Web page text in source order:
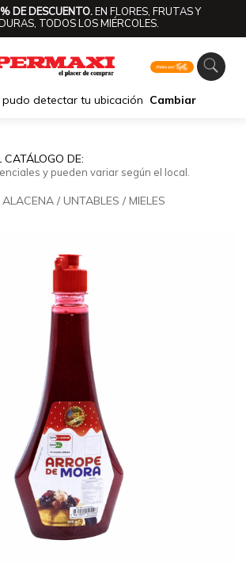
DE DESCUENTO.EN FLORES, FRUTAS Y
TODOS LOS MIÉRCOLES.
pudo detectar tu ubicación Cambiar
DE:
y pueden variar según el local.
ALACENA / UNTABLES / MIELES